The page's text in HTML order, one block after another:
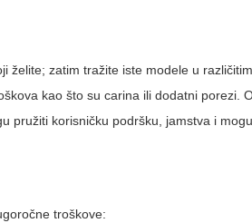
zatim tražite iste modele u
kao što su carina ili dodatni porezi.
pružiti korisničku podršku, jamstva i
troškove: